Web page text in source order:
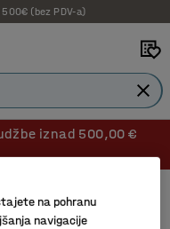
(bez PDV-a)
iznad 500,00 €
i tablet
na pohranu
navigacije